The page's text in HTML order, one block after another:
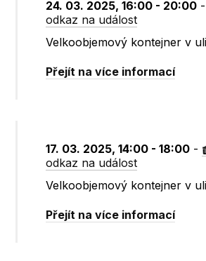
24. 03. 2025, 16:00 - 20:00 -
odkaz na událost
Velkoobjemový kontejner v
Přejít na více informací
17. 03. 2025, 14:00 - 18:00 -
odkaz na událost
Velkoobjemový kontejner v
Přejít na více informací